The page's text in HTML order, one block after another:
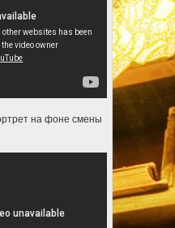
на фоне смены